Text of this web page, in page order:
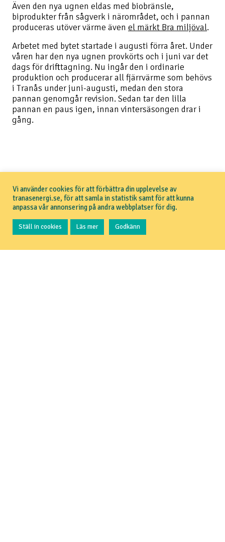
Även den nya ugnen eldas med biobränsle,
biprodukter från sågverk i närområdet, och i pannan
produceras utöver värme även el märkt Bra miljöval.
Arbetet med bytet startade i augusti förra året. Under
våren har den nya ugnen provkörts och i juni var det
dags för drifttagning. Nu ingår den i ordinarie
produktion och producerar all fjärrvärme som behövs
i Tranås under juni-augusti, medan den stora
pannan genomgår revision. Sedan tar den lilla
pannan en paus igen, innan vintersäsongen drar i
gång.
Du kanske också vill läsa om
Fjärrvärme i Tranås
Vi använder cookies för att förbättra din upplevelse av
tranasenergi.se, för att samla in statistik samt för att kunna
anpassa vår annonsering på andra webbplatser för dig.
Ställ in cookies Läs mer Godkänn